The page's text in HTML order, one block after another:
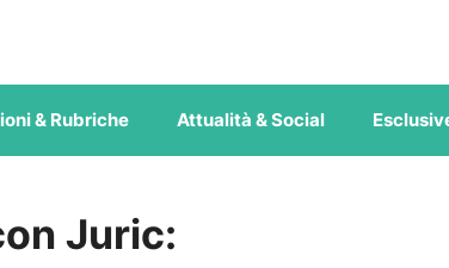
& Rubriche Attualità & Social
Juric: